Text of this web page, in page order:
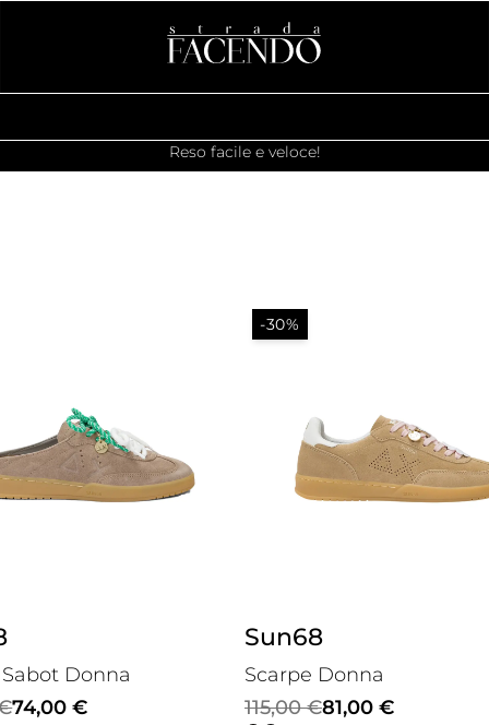
Reso facile e veloce!
Donna
74,00€
-30%
Sun68
Scarpe Donna
115,00€
Il
81,00 €
Il